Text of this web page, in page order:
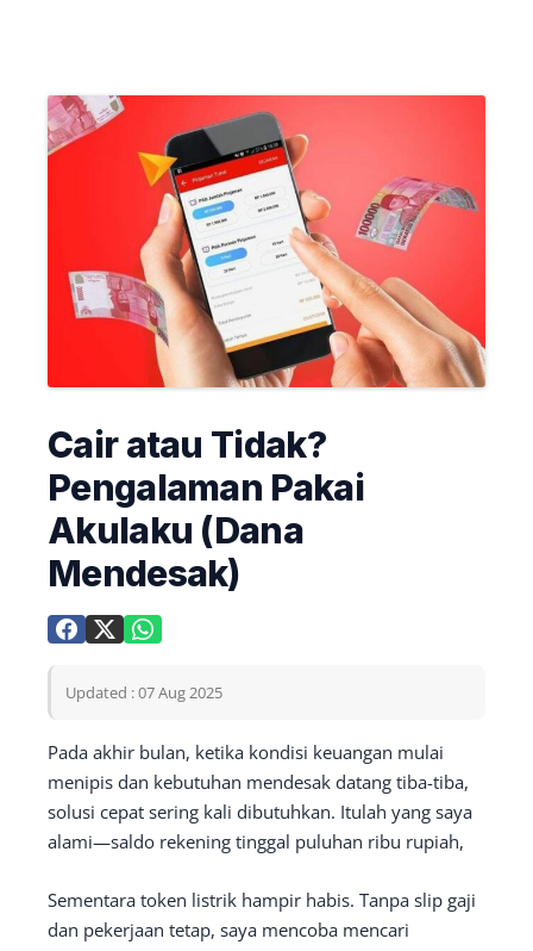
Cair atau Tidak?
Pengalaman Pakai
Akulaku (Dana
Mendesak)
Updated : 07 Aug 2025
Pada akhir bulan, ketika kondisi keuangan mulai
menipis dan kebutuhan mendesak datang tiba-tiba,
solusi cepat sering kali dibutuhkan. Itulah yang saya
alami—saldo rekening tinggal puluhan ribu rupiah,
Sementara token listrik hampir habis. Tanpa slip gaji
dan pekerjaan tetap, saya mencoba mencari